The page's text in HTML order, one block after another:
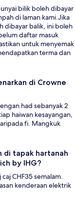
bilik boleh dibayar
di laman kami.Jika
dibayar balik, ini boleh
daftar masuk
untuk menyemak
terma dan
di Crowne
had sebanyak 2
haiwan kesayangan,
fi. Mangkuk
di tapak hartanah
by IHG?
CHF35 semalam.
kenderaan elektrik